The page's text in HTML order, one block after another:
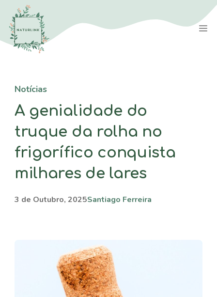
Saltar
para
conteúdo
Notícias
A genialidade do
truque da rolha no
frigorífico conquista
milhares de lares
3 de Outubro, 2025Santiago Ferreira